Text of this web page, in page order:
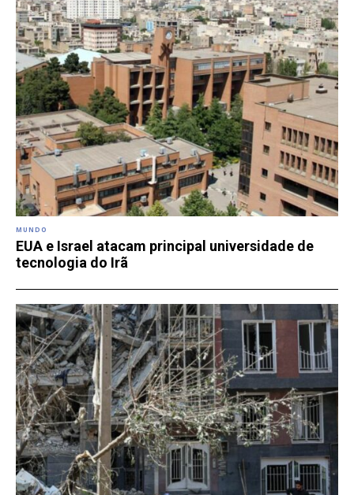
MUNDO
EUA e Israel atacam principal universidade de
tecnologia do Irã